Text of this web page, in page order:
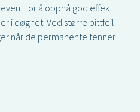
For å oppnå god effekt
i døgnet. Ved større bittfeil
når de permanente tenner